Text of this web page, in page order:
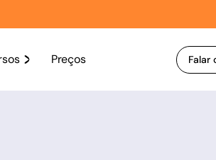
Preços Falar